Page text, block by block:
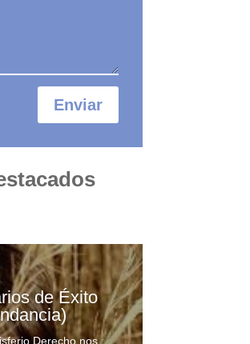
Enviar
de Éxito
Derecho nos